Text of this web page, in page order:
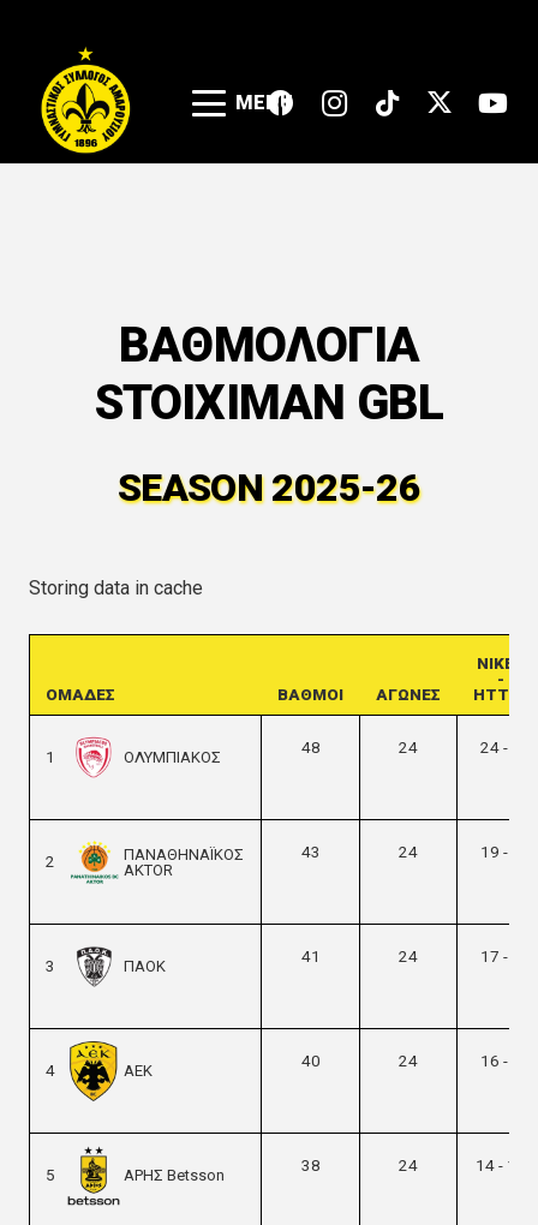
MENU
ΒΑΘΜΟΛΟΓΙΑ
STOIXIMAN GBL
SEASON 2025-26
Storing data in cache
ΟΜΑΔΕΣ ΒΑΘΜΟΙ ΑΓΩΝΕΣ
ΝΙΚΕΣ
-
ΗΤΤΕΣ
1 ΟΛΥΜΠΙΑΚΟΣ
48 24 24 - 0
2
ΠΑΝΑΘΗΝΑΪΚΟΣ
AKTOR
43 24 19 - 5
3 ΠΑΟΚ
41 24 17 - 7
4 ΑΕΚ
40 24 16 - 8
5 ΑΡΗΣ Βetsson
38 24 14 - 10